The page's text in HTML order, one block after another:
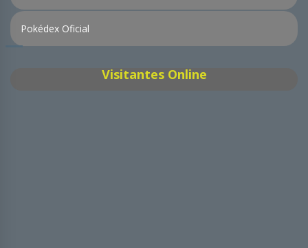
Pokédex Oficial
Visitantes Online